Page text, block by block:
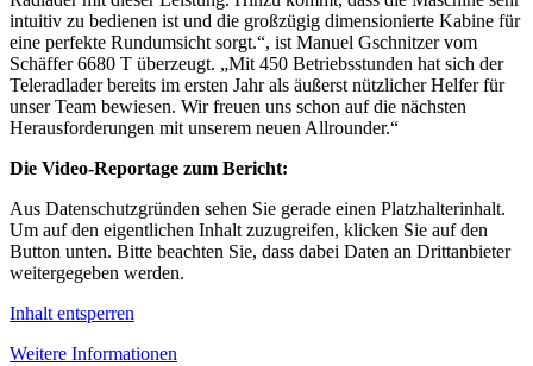
intuitiv zu bedienen ist und die großzügig dimensionierte Kabine für
eine perfekte Rundumsicht sorgt.“, ist Manuel Gschnitzer vom
Schäffer 6680 T überzeugt. „Mit 450 Betriebsstunden hat sich der
Teleradlader bereits im ersten Jahr als äußerst nützlicher Helfer für
unser Team bewiesen. Wir freuen uns schon auf die nächsten
Herausforderungen mit unserem neuen Allrounder.“
Die Video-Reportage zum Bericht:
Aus Datenschutzgründen sehen Sie gerade einen Platzhalterinhalt.
Um auf den eigentlichen Inhalt zuzugreifen, klicken Sie auf den
Button unten. Bitte beachten Sie, dass dabei Daten an Drittanbieter
weitergegeben werden.
Inhalt entsperren
Weitere Informationen